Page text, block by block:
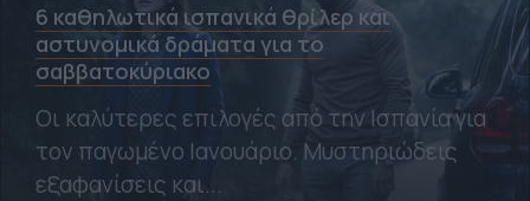
6 καθηλωτικά ισπανικά θρίλερ και
αστυνομικά δράματα για το
σαββατοκύριακο
Οι καλύτερες επιλογές από την Ισπανία για
τον παγωμένο Ιανουάριο. Μυστηριώδεις
εξαφανίσεις και...